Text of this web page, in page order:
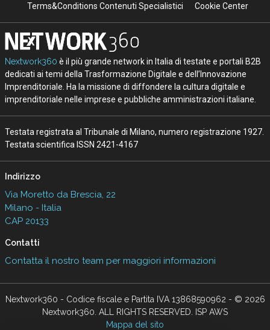
Terms&Conditions Contenuti Specialistici
Cookie Center
Nextwork360 è il più grande network in Italia di testate e portali B2B
dedicati ai temi della Trasformazione Digitale e dell’Innovazione
Imprenditoriale. Ha la missione di diffondere la cultura digitale e
imprenditoriale nelle imprese e pubbliche amministrazioni italiane.
Testata registrata al Tribunale di Milano, numero registrazione 1927.
Testata scientifica ISSN 2421-4167
Indirizzo
Via Moretto da Brescia, 22
Milano - Italia
CAP 20133
Contatti
Contatta il nostro team per maggiori informazioni
Nextwork360 - Codice fiscale e Partita IVA 13868590962 - © 2026
Nextwork360. ALL RIGHTS RESERVED. ISP AWS
Mappa del sito